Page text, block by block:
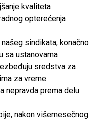
kvaliteta
opterećenja
sindikata, konačno
sa ustanovama
sredstva za
za vreme
nepravda prema delu
nakon višemesečnog